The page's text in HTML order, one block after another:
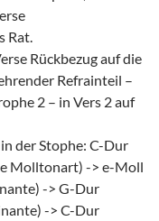
Rat.
Rückbezug auf die
Refrainteil –
2 – in Vers 2 auf
der Stophe: C-Dur
Molltonart) -> e-Moll
-> G-Dur
-> C-Dur